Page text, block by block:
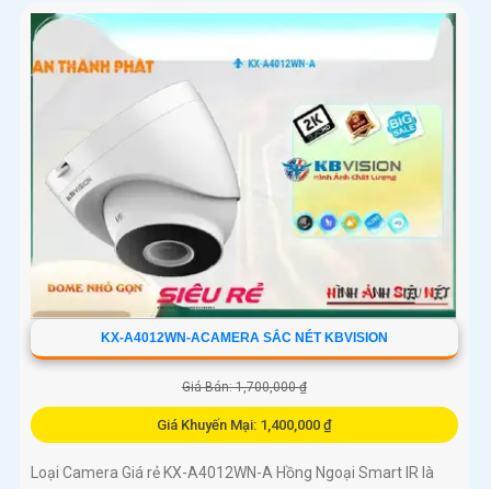
KX-A4012WN-ACAMERA SẮC NÉT KBVISION
Giá Bán: 1,700,000 ₫
Giá Khuyến Mại: 1,400,000 ₫
Loại Camera Giá rẻ KX-A4012WN-A Hồng Ngoại Smart IR là